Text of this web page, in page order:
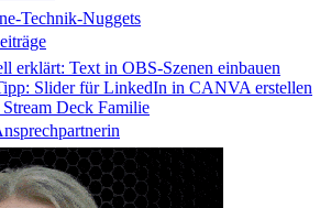
Technik-Nuggets
erklärt: Text in OBS-Szenen einbauen
Slider für LinkedIn in CANVA erstellen
Deck Familie